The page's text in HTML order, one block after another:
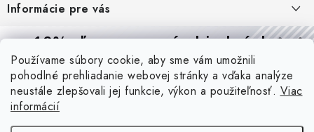
Používame súbory cookie, aby sme vám umožnili
pohodlné prehliadanie webovej stránky a vďaka analýze
neustále zlepšovali jej funkcie, výkon a použiteľnosť. Viac
informácií
p
ä
Informácie pre vás
Reklamácie a formulár na odstúpenie od zmluvy
Obchodné podmienky
Podmienky ochrany osobných údajov
O nás - MEGALED & JANTON Zákamenné
Blog
PIR vs. mikrovlnný senzor: ktorý je lepší a kedy ho použiť? +
vysvetlenie daylight senzoru
10% zľavana prvú objednávku
Prihláste sa azískajtezľavu aj praktické tipy,vďaka ktorým
budete svietiť lepšie a platiť menej.